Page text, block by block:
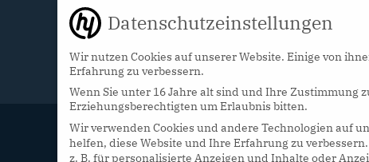
Datenschutzeinstellungen
Wir nutzen Cookies auf unserer Website. Einige von
Erfahrung zu verbessern.
Wenn Sie unter 16 Jahre alt sind und Ihre Zustimmung
Erziehungsberechtigten um Erlaubnis bitten.
Wir verwenden Cookies und andere Technologien auf
helfen, diese Website und Ihre Erfahrung zu verbessern.
z. B. für personalisierte Anzeigen und Inhalte oder